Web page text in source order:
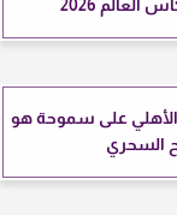
2026
على سموحة هو
السحري